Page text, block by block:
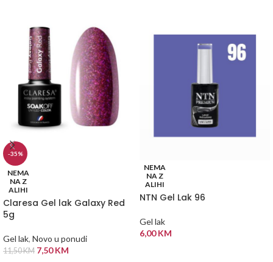
-35%
NEMA
NA Z
ALIHI
Claresa Gel lak Galaxy Red
5g
Gel lak, Novo u ponudi
11,50KM 7,50KM
NEMA
NA Z
ALIHI
NTN Gel Lak 96
Gel lak
6,00KM